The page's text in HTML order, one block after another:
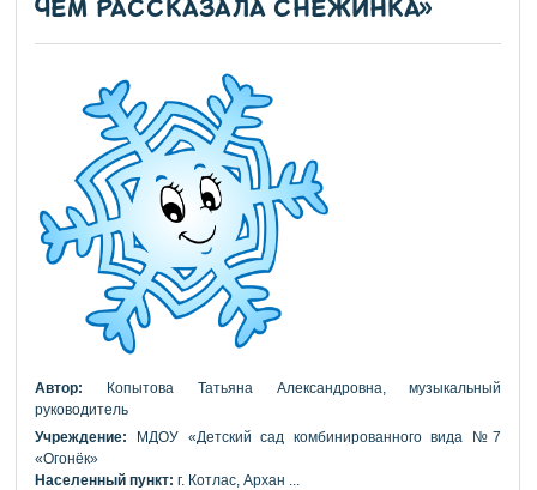
ЧЁМ РАССКАЗАЛА СНЕЖИНКА»
Автор:
Копытова Татьяна Александровна, музыкальный
руководитель
Учреждение:
МДОУ «Детский сад комбинированного вида №7
«Огонёк»
Населенный пункт:г. Котлас, Архан ...